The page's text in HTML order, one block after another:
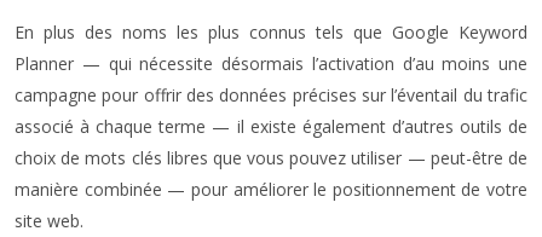
En plus des noms les plus connus tels que Google Keyword
Planner — qui nécessite désormais l’activation d’au moins une
campagne pour offrir des données précises sur l’éventail du trafic
associé à chaque terme — il existe également d’autres outils de
choix de mots clés libres que vous pouvez utiliser — peut-être de
manière combinée — pour améliorer le positionnement de votre
site web.